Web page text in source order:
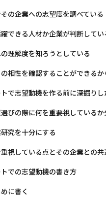
の企業への志望度を調べている
できる人材か企業が判断してい
理解度を知ろうとしている
相性を確認することができるか
で志望動機を作る前に深掘りし
びの際に何を重要視しているか
究を十分にする
視している点とその企業との共
での志望動機の書き方
に書く